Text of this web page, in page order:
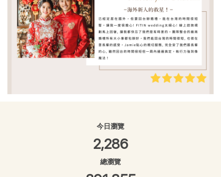
今日瀏覽
2,286
總瀏覽